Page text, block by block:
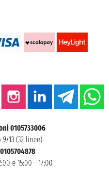
0105733006
13 (32 linee)
e 15:00 - 17:00